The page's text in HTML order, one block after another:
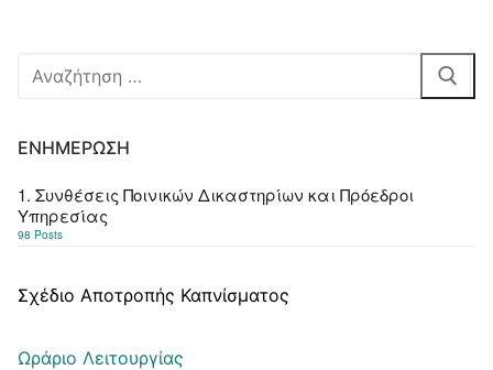
Αναζήτηση
ΕΝΗΜΈΡΩΣΗ
1. Συνθέσεις Ποινικών Δικαστηρίων και Πρόεδροι
Υπηρεσίας
98 Posts
Σχέδιο Αποτροπής Καπνίσματος
Ωράριο Λειτουργίας